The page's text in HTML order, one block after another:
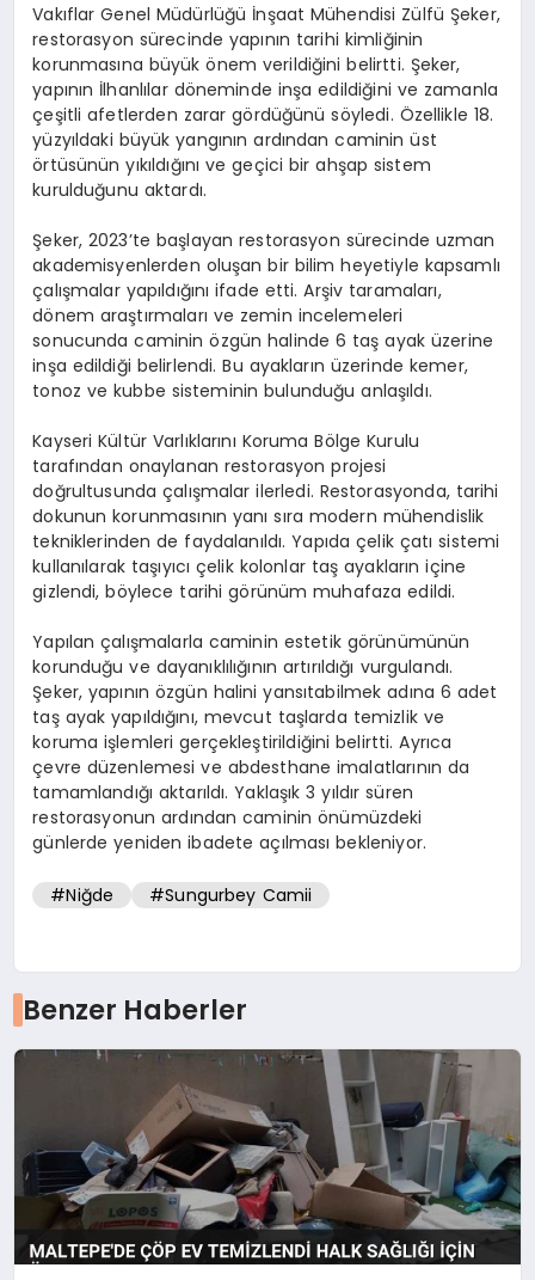
Vakıflar Genel Müdürlüğü İnşaat Mühendisi Zülfü Şeker,
restorasyon sürecinde yapının tarihi kimliğinin
korunmasına büyük önem verildiğini belirtti. Şeker,
yapının İlhanlılar döneminde inşa edildiğini ve zamanla
çeşitli afetlerden zarar gördüğünü söyledi. Özellikle 18.
yüzyıldaki büyük yangının ardından caminin üst
örtüsünün yıkıldığını ve geçici bir ahşap sistem
kurulduğunu aktardı.
Şeker, 2023’te başlayan restorasyon sürecinde uzman
akademisyenlerden oluşan bir bilim heyetiyle kapsamlı
çalışmalar yapıldığını ifade etti. Arşiv taramaları,
dönem araştırmaları ve zemin incelemeleri
sonucunda caminin özgün halinde 6 taş ayak üzerine
inşa edildiği belirlendi. Bu ayakların üzerinde kemer,
tonoz ve kubbe sisteminin bulunduğu anlaşıldı.
Kayseri Kültür Varlıklarını Koruma Bölge Kurulu
tarafından onaylanan restorasyon projesi
doğrultusunda çalışmalar ilerledi. Restorasyonda, tarihi
dokunun korunmasının yanı sıra modern mühendislik
tekniklerinden de faydalanıldı. Yapıda çelik çatı sistemi
kullanılarak taşıyıcı çelik kolonlar taş ayakların içine
gizlendi, böylece tarihi görünüm muhafaza edildi.
Yapılan çalışmalarla caminin estetik görünümünün
korunduğu ve dayanıklılığının artırıldığı vurgulandı.
Şeker, yapının özgün halini yansıtabilmek adına 6 adet
taş ayak yapıldığını, mevcut taşlarda temizlik ve
koruma işlemleri gerçekleştirildiğini belirtti. Ayrıca
çevre düzenlemesi ve abdesthane imalatlarının da
tamamlandığı aktarıldı. Yaklaşık 3 yıldır süren
restorasyonun ardından caminin önümüzdeki
günlerde yeniden ibadete açılması bekleniyor.
#Niğde #Sungurbey Camii
Benzer Haberler